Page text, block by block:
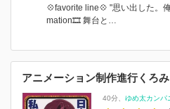
💠favorite line💠 "思い出した。
mation🎞️ 舞台と…
アニメーション制作進行くろ
40分 ゆめ太カンパ